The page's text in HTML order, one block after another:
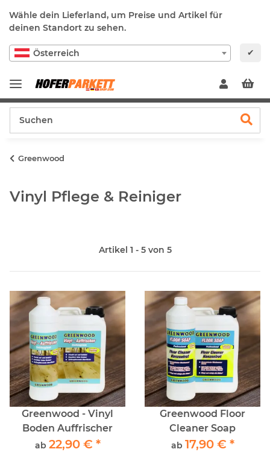
Wähle dein Lieferland, um Preise und Artikel für
deinen Standort zu sehen.
Österreich ✔
Greenwood
Vinyl Pflege & Reiniger
Artikel 1 - 5 von 5
Greenwood - Vinyl
Boden Auffrischer
ab 22,90 € *
Greenwood Floor
Cleaner Soap
ab 17,90 € *